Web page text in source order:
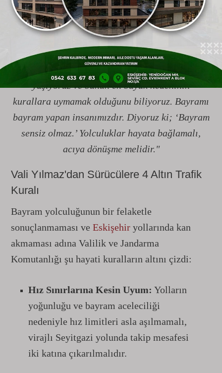
bütün kurumlarımız sahada en etkili ve verimli
şekilde çalışmalarını sürdürüyor. Özellikle
bayramda seyahat eden vatandaşlarımızın trafik
kurallarına azami dikkat göstermelerini
istiyoruz. Çünkü trafikte maalesef çok can kaybı
yaşıyoruz ve bunun en büyük nedeninin
kurallara uymamak olduğunu biliyoruz. Bayramı
bayram yapan insanımızdır. Diyoruz ki; ‘Bayram
sensiz olmaz.’ Yolculuklar hayata bağlamalı,
acıya dönüşme melidir."
Vali Yılmaz'dan Sürücülere 4 Altın Trafik
Kuralı
Bayram yolculuğunun bir felaketle
sonuçlanmaması ve Eskişehir yollarında kan
akmaması adına Valilik ve Jandarma
Komutanlığı şu hayati kuralların altını çizdi:
Hız Sınırlarına Kesin Uyum: Yolların
yoğunluğu ve bayram aceleciliği
nedeniyle hız limitleri asla aşılmamalı,
virajlı Seyitgazi yolunda takip mesafesi
iki katına çıkarılmalıdır.